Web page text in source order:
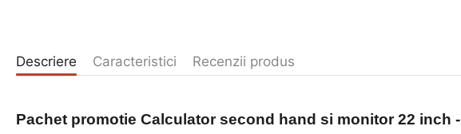
Descriere Caracteristici Recenzii produs
Pachet promotie Calculator second hand si monitor 22 inch -